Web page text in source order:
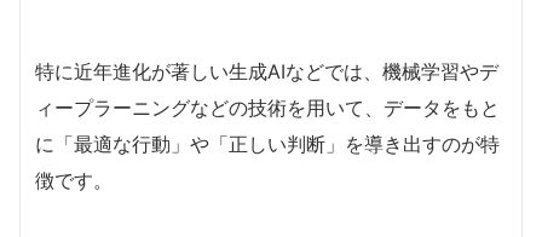
特に近年進化が著しい生成AIなどでは、機械学習やデ
ィープラーニングなどの技術を用いて、データをもと
に「最適な行動」や「正しい判断」を導き出すのが特
徴です。